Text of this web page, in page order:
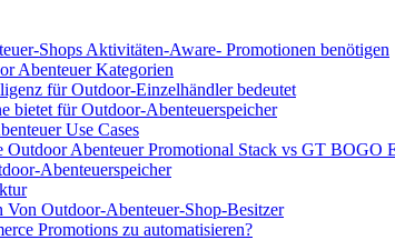
Shops Aktivitäten-Aware- Promotionen benötigen
Abenteuer Kategorien
für Outdoor-Einzelhändler bedeutet
bietet für Outdoor-Abenteuerspeicher
Use Cases
Outdoor Abenteuer Promotional Stack vs GT BOGO
Abenteuerspeicher
Von Outdoor-Abenteuer-Shop-Besitzer
Promotions zu automatisieren?